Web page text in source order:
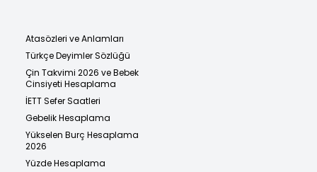
Atasözleri ve Anlamları
Türkçe Deyimler Sözlüğü
Çin Takvimi 2026 ve Bebek
Cinsiyeti Hesaplama
İETT Sefer Saatleri
Gebelik Hesaplama
Yükselen Burç Hesaplama
2026
Yüzde Hesaplama